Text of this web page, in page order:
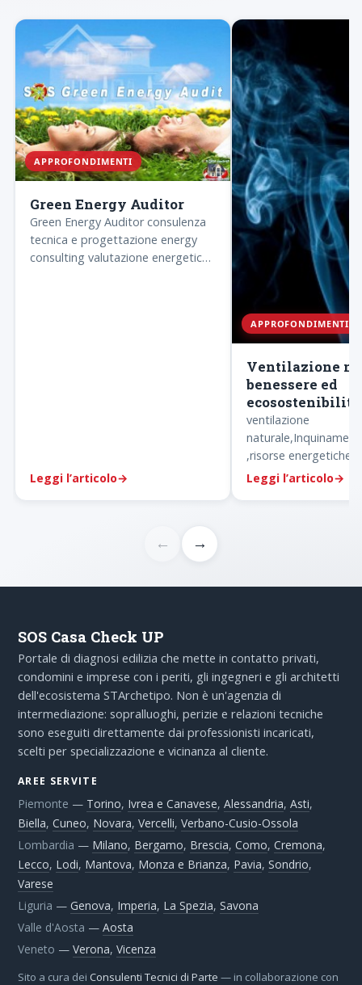
APPROFONDIMENTI
Green Energy Auditor
Green Energy Auditor consulenza
tecnica e progettazione energy
consulting valutazione energetica
Leggi l’articolo→
APPROFONDIMENTI
Ventilazione
benessere ed
ecosostenibilità
ventilazione
,risorse
Leggi l’articolo→
← →
SOS Casa Check UP
Portale di diagnosi edilizia che mette in contatto privati,
condomini e imprese con i periti, gli ingegneri e gli architetti
dell'ecosistema STArchetipo. Non è un'agenzia di
intermediazione: sopralluoghi, perizie e relazioni tecniche
sono eseguiti direttamente dai professionisti incaricati,
scelti per specializzazione e vicinanza al cliente.
AREE SERVITE
Piemonte — Torino, Ivrea e Canavese, Alessandria, Asti,
Biella, Cuneo, Novara, Vercelli, Verbano-Cusio-Ossola
Lombardia — Milano, Bergamo, Brescia, Como, Cremona,
Lecco, Lodi, Mantova, Monza e Brianza, Pavia, Sondrio,
Varese
Liguria — Genova, Imperia, La Spezia, Savona
Valle d'Aosta — Aosta
Veneto — Verona, Vicenza
Sito a cura dei Consulenti Tecnici di Parte — in collaborazione con